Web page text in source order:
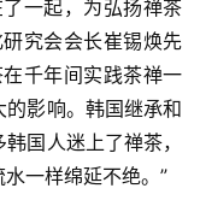
一起，为弘扬禅茶
究会会长崔锡焕先
千年间实践茶禅一
影响。韩国继承和
国人迷上了禅茶，
一样绵延不绝。”